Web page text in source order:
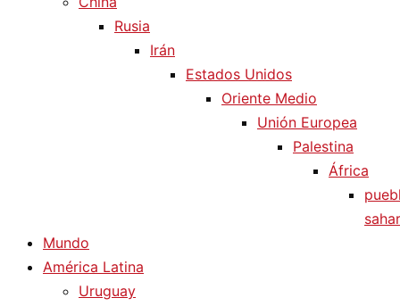
Rusia
Irán
Estados Unidos
Oriente Medio
Unión Europea
Palestina
África
Mundo
América Latina
Uruguay